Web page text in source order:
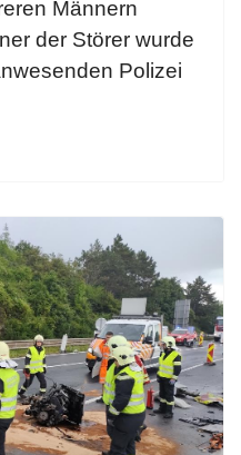
Männern
der Störer wurde
Polizei